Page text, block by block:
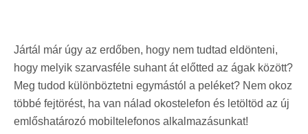
Jártál már úgy az erdőben, hogy nem tudtad eldönteni,
hogy melyik szarvasféle suhant át előtted az ágak között?
Meg tudod különböztetni egymástól a peléket? Nem okoz
többé fejtörést, ha van nálad okostelefon és letöltöd az új
emlőshatározó mobiltelefonos alkalmazásunkat!